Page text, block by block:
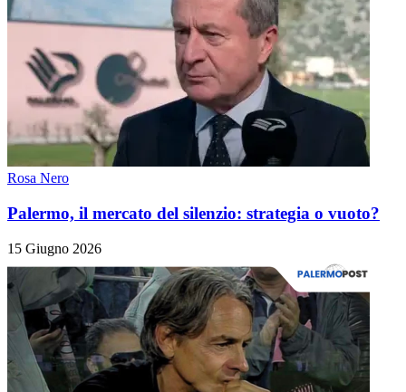
Rosa Nero
Palermo, il mercato del silenzio: strategia o vuoto?
15 Giugno 2026